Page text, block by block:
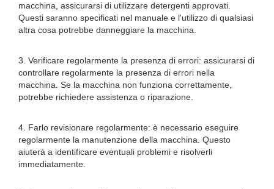
macchina, assicurarsi di utilizzare detergenti approvati.
Questi saranno specificati nel manuale e l'utilizzo di qualsiasi
altra cosa potrebbe danneggiare la macchina.
3. Verificare regolarmente la presenza di errori: assicurarsi di
controllare regolarmente la presenza di errori nella
macchina. Se la macchina non funziona correttamente,
potrebbe richiedere assistenza o riparazione.
4. Farlo revisionare regolarmente: è necessario eseguire
regolarmente la manutenzione della macchina. Questo
aiuterà a identificare eventuali problemi e risolverli
immediatamente.